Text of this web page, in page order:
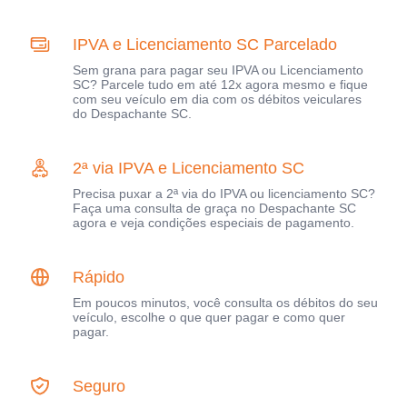
IPVA e Licenciamento SC Parcelado
Sem grana para pagar seu IPVA ou Licenciamento
SC? Parcele tudo em até 12x agora mesmo e fique
com seu veículo em dia com os débitos veiculares
do Despachante SC.
2ª via IPVA e Licenciamento SC
Precisa puxar a 2ª via do IPVA ou licenciamento SC?
Faça uma consulta de graça no Despachante SC
agora e veja condições especiais de pagamento.
Rápido
Em poucos minutos, você consulta os débitos do seu
veículo, escolhe o que quer pagar e como quer
pagar.
Seguro